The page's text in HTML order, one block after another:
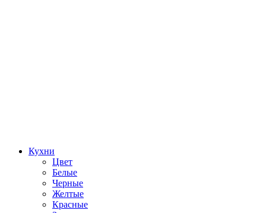
Кухни
Цвет
Белые
Черные
Желтые
Красные